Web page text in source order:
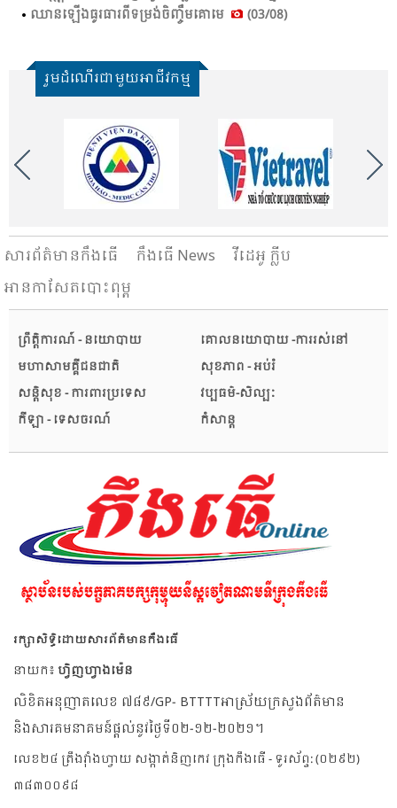
ឈាន​ឡើង​ធូរ​ធារ​ពី​ទម្រង់​ចិញ្ចឹម​គោ​មេ​
(03/08)
រួមដំណើរជាមួយអាជីវកម្ម
សារ​ព័ត៌មានកឹងធើ កឹងធើ News
វីដេអូ ក្លីប
អានកាសែតបោះពុម្ព
ព្រឹត្តិការណ៍ - នយោបាយ
គោលនយោបាយ -ការរស់នៅ
មហាសាមគ្គីជនជាតិ
សុខភាព - អប់រំ
សន្តិសុខ - ការពារប្រទេស
វប្បធម៌-សិល្បៈ
កីឡា - ទេសចរណ៍
កំសាន្ត
រក្សាសិទ្ធិដោយសារព័ត៌មានកឹងធើ
នាយក៖ ហ្វិញហ្វាងម៉េន
លិខិតអនុញាតលេខ ៧៨៩/GP- BTTTTអាស្រ័យក្រសួងព័ត៌មាន
និងសារគមនាគមន៍ផ្តល់នូវថ្ងៃទី០២-១២-២០២១។
លេខ២៤ ត្រឹងវ៉ាំងហ្វាយ សង្កាត់និញកេវ ក្រុងកឹងធើ - ទូរស័ព្ទ: (០២៩២)
៣៨៣០០៩៨